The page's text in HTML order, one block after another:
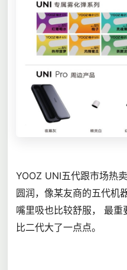
YOOZ UNI五代跟市场热
圆润，像某友商的五代机
嘴里吸也比较舒服， 最
比二代大了一点点。